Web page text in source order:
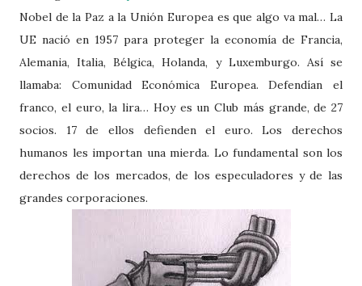
Nobel de la Paz a la Unión Europea es que algo va mal… La
UE nació en 1957 para proteger la economía de Francia,
Alemania, Italia, Bélgica, Holanda, y Luxemburgo. Así se
llamaba: Comunidad Económica Europea. Defendían el
franco, el euro, la lira… Hoy es un Club más grande, de 27
socios. 17 de ellos defienden el euro. Los derechos
humanos les importan una mierda. Lo fundamental son los
derechos de los mercados, de los especuladores y de las
grandes corporaciones.